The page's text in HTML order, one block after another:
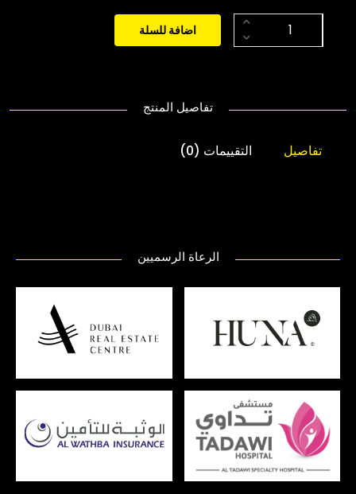
اضافة للسلة
تفاصيل المنتج
تفاصيل التقييمات (0)
الرعاة الرسميين